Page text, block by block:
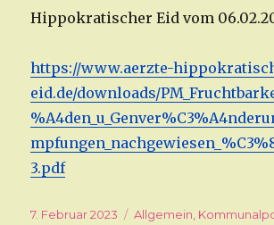
Hippokratischer Eid vom
https://www.aerzte-
eid.de/downloads/
3.pdf
Veröffentlicht
7. Februar 2023 Kategorien
Allgemein,